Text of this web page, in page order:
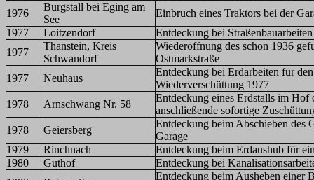
1976
Burgstall bei Eging am
See
Einbruch eines Traktors bei der
1977
Loitzendorf
Entdeckung bei Straßenbauarbeiten
1977
Thanstein, Kreis
Schwandorf
Wiederöffnung des schon 1936
Ostmarkstraße
1977
Neuhaus
Entdeckung bei Erdarbeiten für
Wiederverschüttung 1977
1978
Arnschwang Nr. 58
Entdeckung eines Erdstalls im Hof
anschließende sofortige
1978
Geiersberg
Entdeckung beim Abschieben des
Garage
1979
Rinchnach
Entdeckung beim Erdaushub für
1980
Guthof
Entdeckung bei
Entdeckung beim Ausheben einer